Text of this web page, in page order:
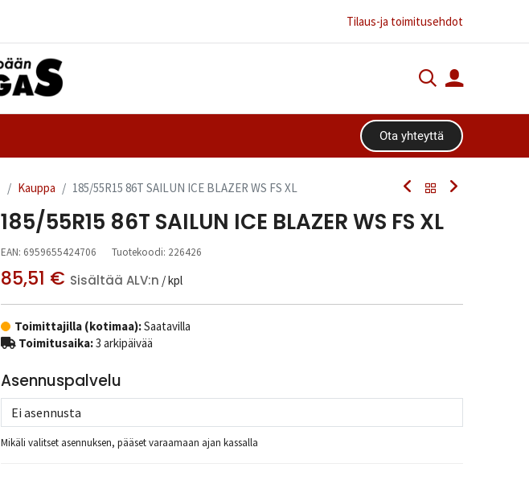
Tilaus-ja toimitusehdot
Ota yhteyttä​​​​
Kauppa 185/55R15 86T SAILUN ICE BLAZER WS FS XL
185/55R15 86T SAILUN ICE BLAZER WS FS XL
EAN: 6959655424706 Tuotekoodi: 226426
85,51 € Sisältää ALV:n / kpl
Toimittajilla (kotimaa):Saatavilla
Toimitusaika:3 arkipäivää
Asennuspalvelu
Mikäli valitset asennuksen, pääset varaamaan ajan kassalla